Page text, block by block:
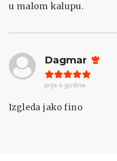
u malom kalupu.
Dagmar
prije 4 godine
Izgleda jako fino